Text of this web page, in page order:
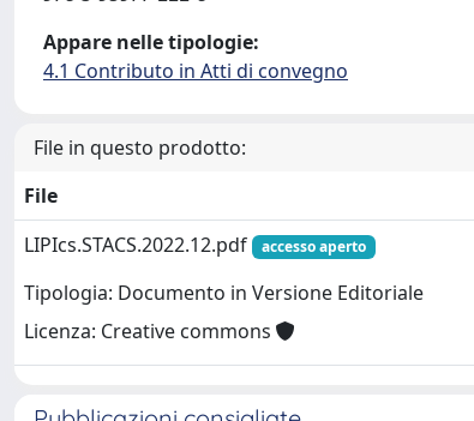
Appare nelle tipologie:
4.1 Contributo in Atti di convegno
File in questo prodotto:
File
LIPIcs.STACS.2022.12.pdf
accesso aperto
Tipologia: Documento in Versione Editoriale
Licenza: Creative commons